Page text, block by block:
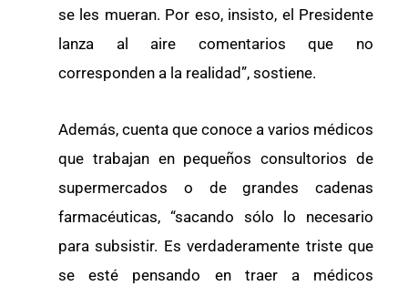
se les mueran. Por eso, insisto, el Presidente
lanza al aire comentarios que no
corresponden a la realidad”, sostiene.
Además, cuenta que conoce a varios médicos
que trabajan en pequeños consultorios de
supermercados o de grandes cadenas
farmacéuticas, “sacando sólo lo necesario
para subsistir. Es verdaderamente triste que
se esté pensando en traer a médicos